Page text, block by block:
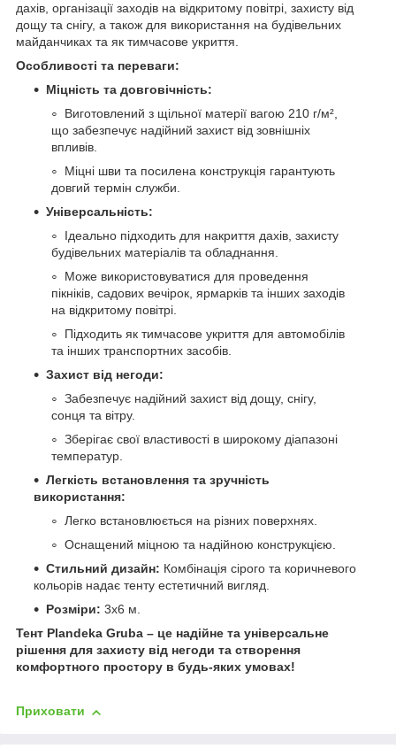
дахів, організації заходів на відкритому повітрі, захисту від
дощу та снігу, а також для використання на будівельних
майданчиках та як тимчасове укриття.
Особливості та переваги:
Міцність та довговічність:
Виготовлений з щільної матерії вагою 210 г/м²,
що забезпечує надійний захист від зовнішніх
впливів.
Міцні шви та посилена конструкція гарантують
довгий термін служби.
Універсальність:
Ідеально підходить для накриття дахів, захисту
будівельних матеріалів та обладнання.
Може використовуватися для проведення
пікніків, садових вечірок, ярмарків та інших заходів
на відкритому повітрі.
Підходить як тимчасове укриття для автомобілів
та інших транспортних засобів.
Захист від негоди:
Забезпечує надійний захист від дощу, снігу,
сонця та вітру.
Зберігає свої властивості в широкому діапазоні
температур.
Легкість встановлення та зручність
використання:
Легко встановлюється на різних поверхнях.
Оснащений міцною та надійною конструкцією.
Стильний дизайн: Комбінація сірого та коричневого
кольорів надає тенту естетичний вигляд.
Розміри: 3х6 м.
Тент Plandeka Gruba – це надійне та універсальне
рішення для захисту від негоди та створення
комфортного простору в будь-яких умовах!
Приховати